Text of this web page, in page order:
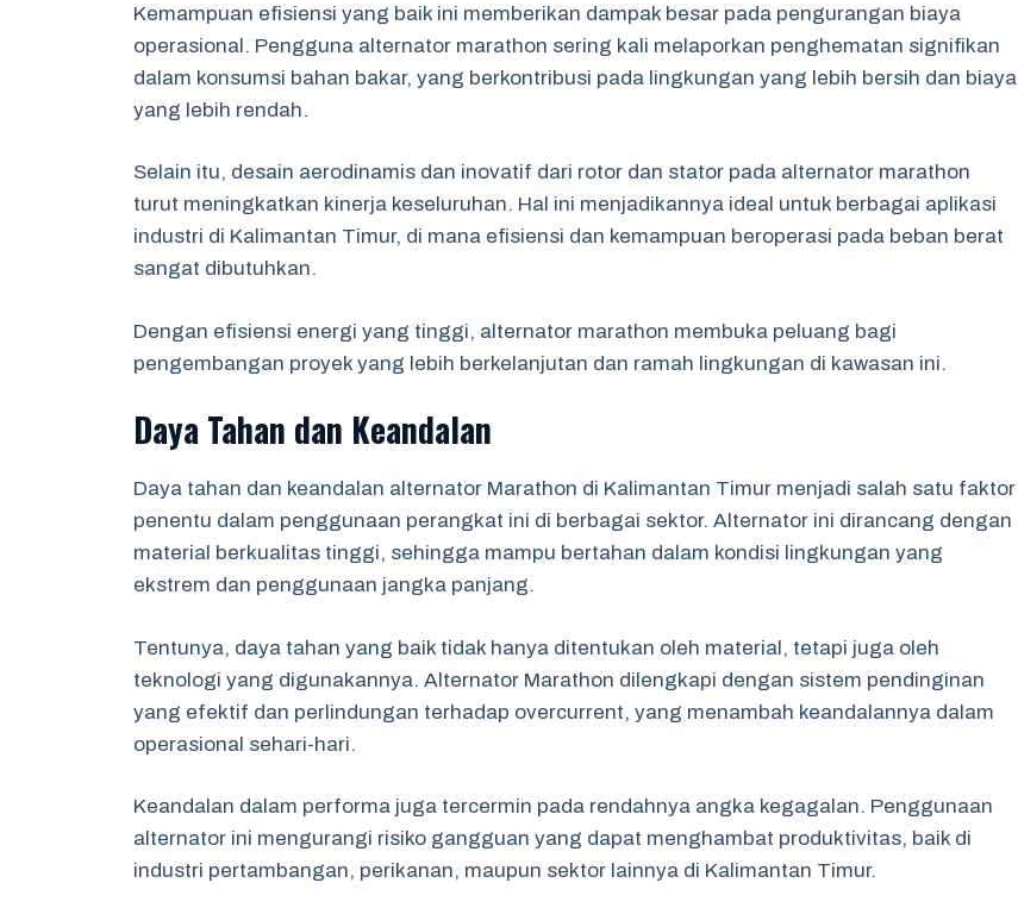
Kemampuan efisiensi yang baik ini memberikan dampak besar pada pengurangan biaya
operasional. Pengguna alternator marathon sering kali melaporkan penghematan signifikan
dalam konsumsi bahan bakar, yang berkontribusi pada lingkungan yang lebih bersih dan biaya
yang lebih rendah.
Selain itu, desain aerodinamis dan inovatif dari rotor dan stator pada alternator marathon
turut meningkatkan kinerja keseluruhan. Hal ini menjadikannya ideal untuk berbagai aplikasi
industri di Kalimantan Timur, di mana efisiensi dan kemampuan beroperasi pada beban berat
sangat dibutuhkan.
Dengan efisiensi energi yang tinggi, alternator marathon membuka peluang bagi
pengembangan proyek yang lebih berkelanjutan dan ramah lingkungan di kawasan ini.
Daya Tahan dan Keandalan
Daya tahan dan keandalan alternator Marathon di Kalimantan Timur menjadi salah satu faktor
penentu dalam penggunaan perangkat ini di berbagai sektor. Alternator ini dirancang dengan
material berkualitas tinggi, sehingga mampu bertahan dalam kondisi lingkungan yang
ekstrem dan penggunaan jangka panjang.
Tentunya, daya tahan yang baik tidak hanya ditentukan oleh material, tetapi juga oleh
teknologi yang digunakannya. Alternator Marathon dilengkapi dengan sistem pendinginan
yang efektif dan perlindungan terhadap overcurrent, yang menambah keandalannya dalam
operasional sehari-hari.
Keandalan dalam performa juga tercermin pada rendahnya angka kegagalan. Penggunaan
alternator ini mengurangi risiko gangguan yang dapat menghambat produktivitas, baik di
industri pertambangan, perikanan, maupun sektor lainnya di Kalimantan Timur.